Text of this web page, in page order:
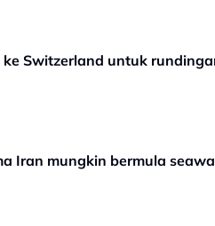
ke Switzerland untuk
Iran mungkin bermula